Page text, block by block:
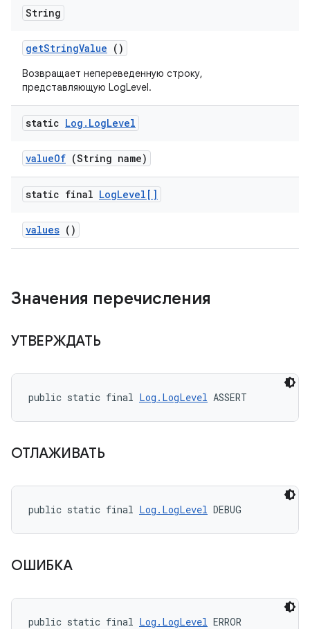
String
getStringValue ()
Возвращает непереведенную строку,
представляющую LogLevel.
static Log . LogLevel
valueOf (String name)
static final LogLevel[]
values ()
Значения перечисления
УТВЕРЖДАТЬ
public static final Log.LogLevel ASSERT
ОТЛАЖИВАТЬ
public static final Log.LogLevel DEBUG
ОШИБКА
public static final Log.LogLevel ERROR